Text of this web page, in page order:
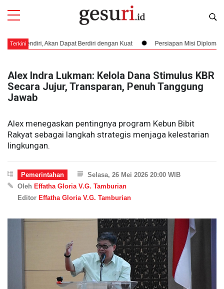
TerkiniAkan Dapat Berdiri dengan Kuat Persiapan Misi Diplomatik
Alex Indra Lukman: Kelola Dana Stimulus KBR
Secara Jujur, Transparan, Penuh Tanggung
Jawab
Alex menegaskan pentingnya program Kebun Bibit
Rakyat sebagai langkah strategis menjaga kelestarian
lingkungan.
Pemerintahan
Selasa, 26 Mei 2026 20:00 WIB
Oleh Effatha Gloria V.G. Tamburian
Editor Effatha Gloria V.G. Tamburian